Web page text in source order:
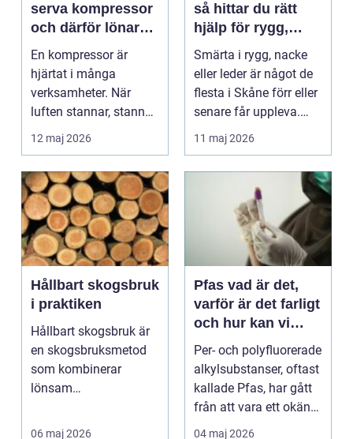
serva kompressor
och därför lönar
det sig
En kompressor är
hjärtat i många
verksamheter. När
luften stannar, stannar
ofta produktionen.
Därför...
12 maj 2026
så hittar du rätt
hjälp för rygg,
nacke och leder
Smärta i rygg, nacke
eller leder är något de
flesta i Skåne förr eller
senare får uppleva.
Många för...
11 maj 2026
Hållbart skogsbruk
i praktiken
Hållbart skogsbruk är
en skogsbruksmetod
som kombinerar
lönsam
långsiktigt ansv...
06 maj 2026
Pfas vad är det,
varför är det farligt
och hur kan vi
minska riskerna?
Per- och polyfluorerade
alkylsubstanser, oftast
kallade Pfas, har gått
från att vara ett okänt
kemis...
04 maj 2026